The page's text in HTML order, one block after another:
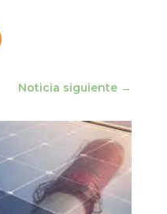
Noticia siguiente →